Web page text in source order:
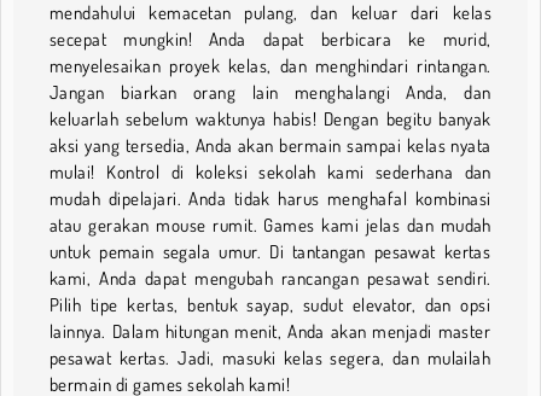
mendahului kemacetan pulang, dan keluar dari kelas
secepat mungkin! Anda dapat berbicara ke murid,
menyelesaikan proyek kelas, dan menghindari rintangan.
Jangan biarkan orang lain menghalangi Anda, dan
keluarlah sebelum waktunya habis! Dengan begitu banyak
aksi yang tersedia, Anda akan bermain sampai kelas nyata
mulai! Kontrol di koleksi sekolah kami sederhana dan
mudah dipelajari. Anda tidak harus menghafal kombinasi
atau gerakan mouse rumit. Games kami jelas dan mudah
untuk pemain segala umur. Di tantangan pesawat kertas
kami, Anda dapat mengubah rancangan pesawat sendiri.
Pilih tipe kertas, bentuk sayap, sudut elevator, dan opsi
lainnya. Dalam hitungan menit, Anda akan menjadi master
pesawat kertas. Jadi, masuki kelas segera, dan mulailah
bermain di games sekolah kami!